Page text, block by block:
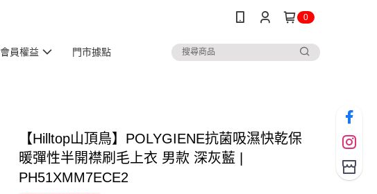
0
會員權益 門市據點
【Hilltop山頂鳥】POLYGIENE抗菌吸濕快乾保
暖彈性半開襟刷毛上衣 男款 深灰藍 |
PH51XMM7ECE2